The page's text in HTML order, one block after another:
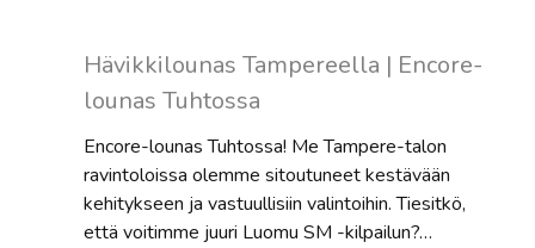
Hävikkilounas Tampereella | Encore-
lounas Tuhtossa
Encore-lounas Tuhtossa! Me Tampere-talon
ravintoloissa olemme sitoutuneet kestävään
kehitykseen ja vastuullisiin valintoihin. Tiesitkö,
että voitimme juuri Luomu SM -kilpailun?…